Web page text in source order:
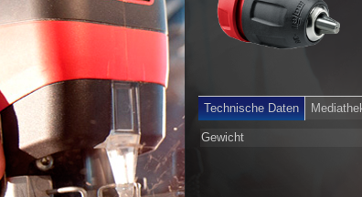
Technische Daten
Gewicht